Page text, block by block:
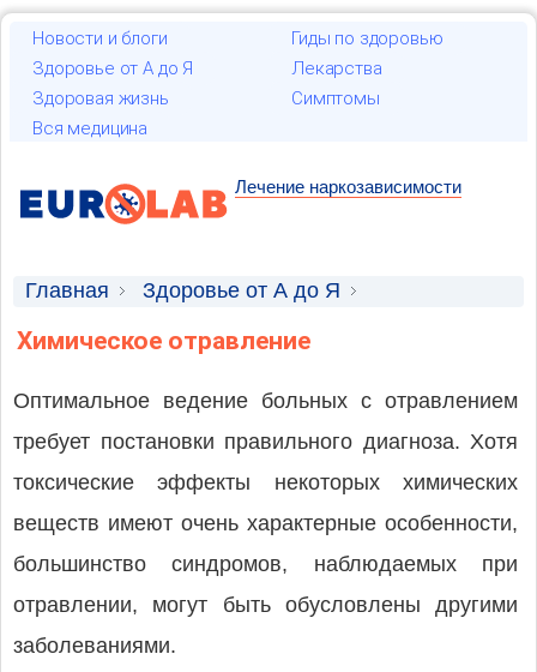
Новости и блоги
Гиды по здоровью
Здоровье от А до Я
Лекарства
Здоровая жизнь
Симптомы
Вся медицина
Лечение наркозависимости
Главная
Здоровье от А до Я
Скорая и неотложная медицинская помощь
Химическое отравление
Оптимальное ведение больных с отравлением
требует постановки правильного диагноза. Хотя
токсические эффекты некоторых химических
веществ имеют очень характерные особенности,
большинство синдромов, наблюдаемых при
отравлении, могут быть обусловлены другими
заболеваниями.